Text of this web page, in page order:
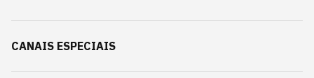
CANAIS ESPECIAIS